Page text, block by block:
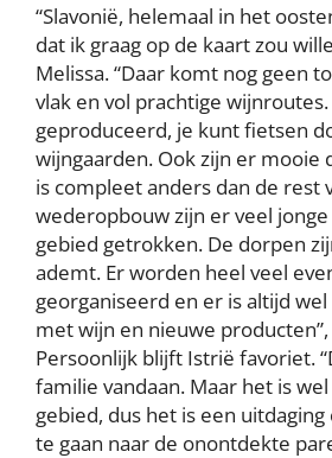
“Slavonië, helemaal in het
dat ik graag op de kaart zou
Melissa. “Daar komt nog geen
vlak en vol prachtige
geproduceerd, je kunt fietsen
wijngaarden. Ook zijn er mooie
is compleet anders dan de rest
wederopbouw zijn er veel
gebied getrokken. De dorpen
ademt. Er worden heel veel
georganiseerd en er is altijd
met wijn en nieuwe
Persoonlijk blijft Istrië favoriet.
familie vandaan. Maar het is
gebied, dus het is een
te gaan naar de onontdekte